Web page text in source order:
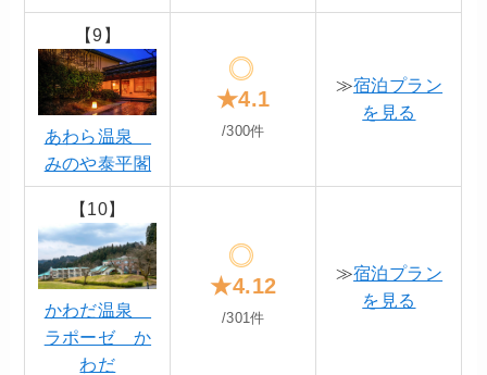
【9】
あわら温泉
みのや泰平閣
★4.1
/300件
≫宿泊プラン
を見る
【10】
かわだ温泉
ラポーゼ か
わだ
★4.12
/301件
≫宿泊プラン
を見る